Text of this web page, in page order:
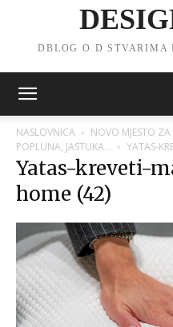
DBLOG O D
NASLOVNICA
NOVO MJESTO
POPLUNA, JASTUKA…
YATAS-
Yatas-kreveti-
home (42)